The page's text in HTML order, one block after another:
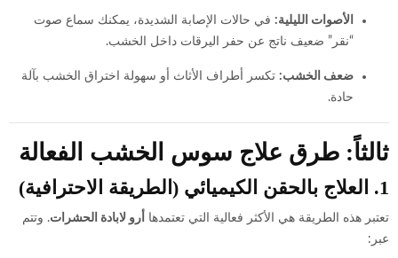
الأصوات الليلية: في حالات الإصابة الشديدة، يمكنك سماع صوت
“نقر” ضعيف ناتج عن حفر اليرقات داخل الخشب.
ضعف الخشب: تكسر أطراف الأثاث أو سهولة اختراق الخشب بآلة
حادة.
ثالثاً: طرق علاج سوس الخشب الفعالة
1. العلاج بالحقن الكيميائي (الطريقة الاحترافية)
تعتبر هذه الطريقة هي الأكثر فعالية التي تعتمدها أرو لابادة الحشرات. وتتم
عبر: